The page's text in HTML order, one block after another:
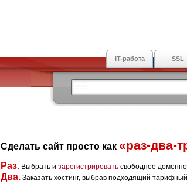
IT-работа SSL
Сделать сайт просто как «раз-два-
Раз. Выбрать и зарегистрировать свободное
Два. Заказать хостинг, выбрав подходящий